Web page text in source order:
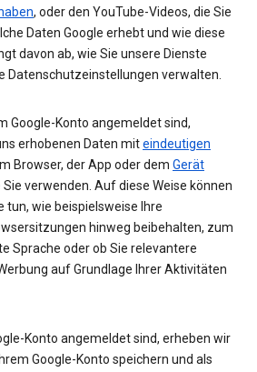
, oder den YouTube-Videos, die Sie
Daten Google erhebt und wie diese
davon ab, wie Sie unsere Dienste
Datenschutzeinstellungen verwalten.
Google-Konto angemeldet sind,
erhobenen Daten miteindeutigen
Browser, der App oder dem Gerät
verwenden. Auf diese Weise können
tun, wie beispielsweise Ihre
hinweg beibehalten, zum
Sprache oder ob Sie relevantere
auf Grundlage Ihrer Aktivitäten
Konto angemeldet sind, erheben wir
Google-Konto speichern und als